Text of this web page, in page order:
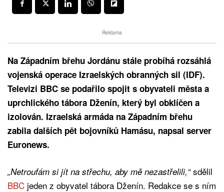
Reklama
Na Západním břehu Jordánu stále probíhá rozsáhlá
vojenská operace Izraelských obranných sil (IDF).
Televizi BBC se podařilo spojit s obyvateli města a
uprchlického tábora Dženín, který byl obklíčen a
izolován. Izraelská armáda na Západním břehu
zabila dalších pět bojovníků Hamásu, napsal server
Euronews.
„Netroufám si jít na střechu, aby mě nezastřelili,“sdělil
BBC jeden z obyvatel tábora Dženín. Redakce se s ním